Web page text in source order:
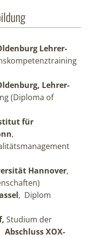
Lehrer-
Lehrer-
(Diploma of
für
,
Hannover,
, Diplom
Studium der
Abschluss XOX-